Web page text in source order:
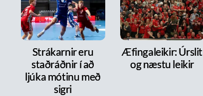
Strákarnir eru
staðráðnir í að
ljúka mótinu með
sigri
Æfingaleikir: Úrslit
og næstu leikir